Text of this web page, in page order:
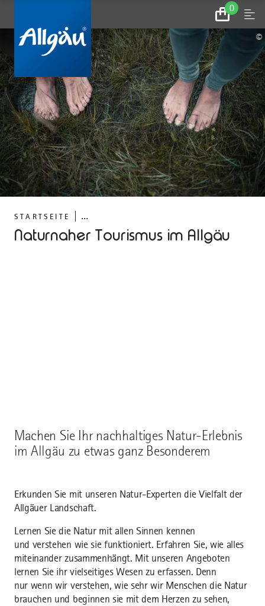
0
Zum
Warenkorb
Menu
©
STARTSEITE ...
Naturnaher Tourismus im Allgäu
Machen Sie Ihr nachhaltiges Natur-Erlebnis
im Allgäu zu etwas ganz Besonderem
Erkunden Sie mit unseren Natur-Experten die Vielfalt der
Allgäuer Landschaft.
Lernen Sie die Natur mit allen Sinnen kennen
und verstehen wie sie funktioniert. Erfahren Sie, wie alles
miteinander zusammenhängt. Mit unseren Angeboten
lernen Sie ihr vielseitiges Wesen zu erfassen. Denn
nur wenn wir verstehen, wie sehr wir Menschen die Natur
brauchen und beginnen sie mit dem Herzen zu sehen,